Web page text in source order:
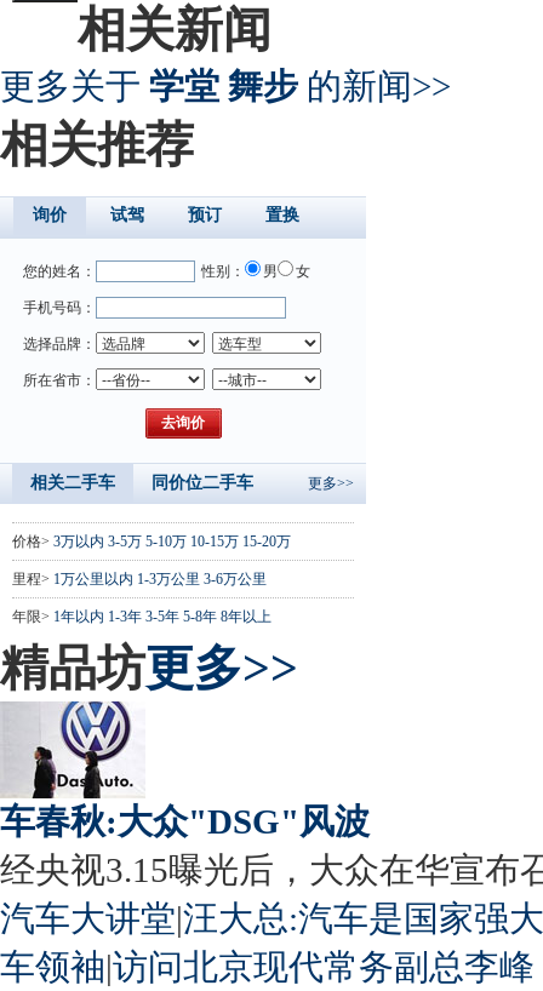
相关新闻
更多关于 学堂 舞步 的新闻>>
相关推荐
询价 试驾 预订 置换
您的姓名： 性别： 男 女
手机号码：
选择品牌：
所在省市：
相关二手车 同价位二手车 更多>>
价格> 3万以内 3-5万 5-10万 10-15万 15-20万
里程> 1万公里以内 1-3万公里 3-6万公里
年限> 1年以内 1-3年 3-5年 5-8年 8年以上
精品坊更多>>
车春秋:大众"DSG"风波
经央视3.15曝光后，大众在华宣布
汽车大讲堂|汪大总:汽车是国家强
车领袖|访问北京现代常务副总李峰